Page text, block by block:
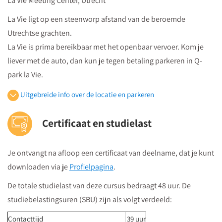
La Vie ligt op een steenworp afstand van de beroemde
Utrechtse grachten.
La Vie is prima bereikbaar met het openbaar vervoer. Kom je
liever met de auto, dan kun je tegen betaling parkeren in Q-
park la Vie.
Je volgt vanuit Utrecht Centraal Station de bewegwijzeringborden
vervolgens vanuit winkelcentrum "Hoog Catharijne" volgt u de
borden "Vredenburg".
Regardz La Vie Utrecht bevindt zich tegenover het Vredenburg
(plein) en naast de Bijenkorf op de hoek
St.Jacobsstraat/Lange Viestraat.
Uitgebreide info over de locatie en parkeren
Certificaat en studielast
Je ontvangt na afloop een certificaat van deelname, dat je kunt
downloaden via jeProfielpagina.
De totale studielast van deze cursus bedraagt 48 uur. De
studiebelastingsuren (SBU) zijn als volgt verdeeld:
Contacttijd
39 uur